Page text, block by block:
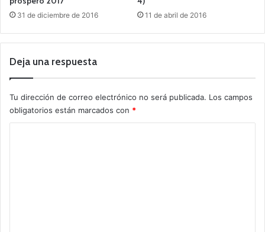
31 de diciembre de 2016 11 de abril de 2016
Deja una respuesta
Tu dirección de correo electrónico no será publicada. Los campos
obligatorios están marcados con *